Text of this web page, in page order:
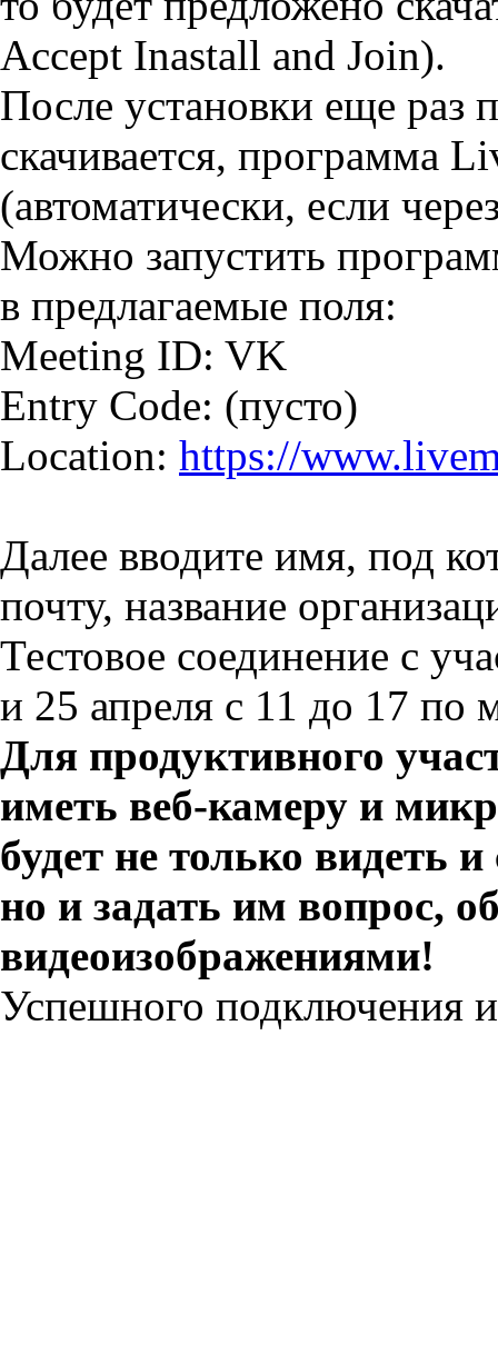
Accept Inastall and Join).
После установки еще раз
скачивается, программа
(автоматически, если
Можно запустить
в предлагаемые поля:
Meeting ID: VK
Entry Code: (пусто)
Location: https://
Далее вводите имя, под
почту, название
Тестовое соединение с
и 25 апреля с 11 до 17 по
Для продуктивного
иметь веб-камеру и
будет не только видеть
но и задать им вопрос,
видеоизображениями!
Успешного подключения